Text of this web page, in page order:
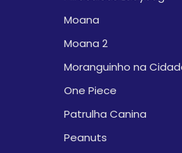
Moana
Moana 2
Moranguinho na
One Piece
Patrulha Canina
Peanuts